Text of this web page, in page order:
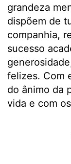
grandeza
dispõem de
companhia,
sucesso
felizes. Com
do ânimo da
vida e com